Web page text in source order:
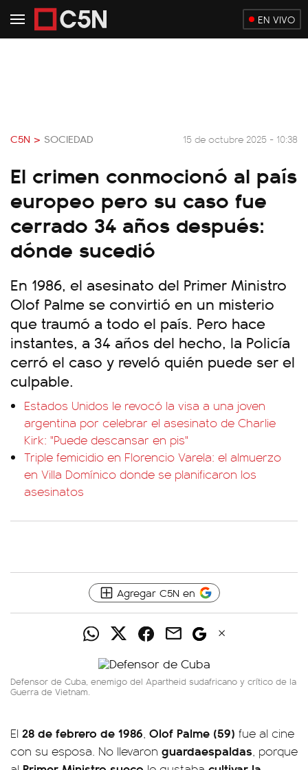
EN VIVO
C5N > SOCIEDAD 15 de octubre 2025 - 10:38
El crimen conmocionó al país
europeo pero su caso fue
cerrado 34 años después:
dónde sucedió
En 1986, el asesinato del Primer Ministro
Olof Palme se convirtió en un misterio
que traumó a todo el país. Pero hace
instantes, a 34 años del hecho, la Policía
cerró el caso y reveló quién puede ser el
culpable.
Estados Unidos le revocó la visa a una joven
argentina por celebrar el asesinato de Charlie
Kirk: "Puede descansar en pis"
Triple femicidio en Florencio Varela: el almuerzo
en Villa Domínico donde se planificaron los
asesinatos
Agregar C5N en
Defensor de Cuba, enemigo del Apartheid sudafricano y crítico de la
Guerra de Vietnam.
El 28 de febrero de 1986, Olof Palme (59) fue al cine
con su esposa. No llevaron guardaespaldas, porque